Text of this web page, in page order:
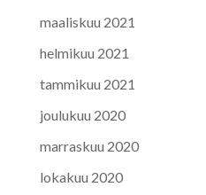
maaliskuu 2021
helmikuu 2021
tammikuu 2021
joulukuu 2020
marraskuu 2020
lokakuu 2020